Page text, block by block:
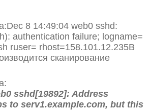
8 14:49:04 web0 sshd:
authentication failure; logname=
ruser= rhost=158.101.12.235В
сканирование
sshd[19892]: Address
to serv1.example.com, but this